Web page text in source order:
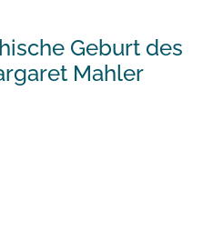
Geburt des
Mahler